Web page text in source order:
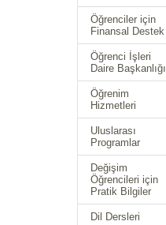
Öğrenciler için
Finansal Destek
Öğrenci İşleri
Daire Başkanlığı
Öğrenim
Hizmetleri
Uluslarası
Programlar
Değişim
Öğrencileri için
Pratik Bilgiler
Dil Dersleri